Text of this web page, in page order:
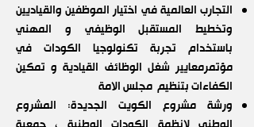
التجارب العالمية في اختيار الموظفين والقياديين
وتخطيط المستقبل الوظيفي و المهني
باستخدام تجربة تكنولوجيا الكودات في
مؤتمرمعايير شغل الوظائف القيادية و تمكين
الكفاءات بتنظيم مجلس الامة
ورشة مشروع الكويت الجديدة: المشروع